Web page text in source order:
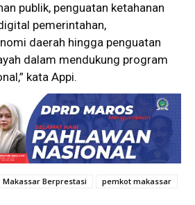
publik, penguatan ketahanan
pemerintahan,
daerah hingga penguatan
dalam mendukung program
kata Appi.
Makassar Berprestasi
pemkot makassar